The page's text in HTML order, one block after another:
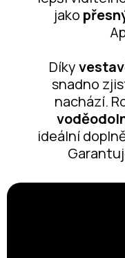
jako
Díky
snadno
nachází.
ideální